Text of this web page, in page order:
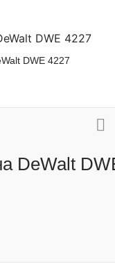
DWE 4227
DeWalt